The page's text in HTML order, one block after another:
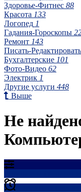
Здоровье-Фитнес 88
Красота 133
Логопед 1
Гадания-Гороскопы
Ремонт 143
Писать-
Бухгалтерские 101
Фото-Видео 62
Электрик 1
Другие услуги 448
Выше
Не